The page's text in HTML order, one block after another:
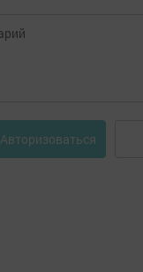
Авторизоваться